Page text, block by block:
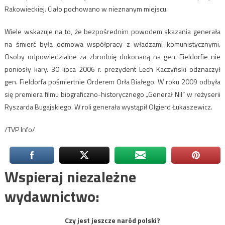
Rakowieckiej. Ciało pochowano w nieznanym miejscu.
Wiele wskazuje na to, że bezpośrednim powodem skazania generała
na śmierć była odmowa współpracy z władzami komunistycznymi.
Osoby odpowiedzialne za zbrodnię dokonaną na gen. Fieldorfie nie
poniosły kary. 30 lipca 2006 r. prezydent Lech Kaczyński odznaczył
gen. Fieldorfa pośmiertnie Orderem Orła Białego. W roku 2009 odbyła
się premiera filmu biograficzno-historycznego „Generał Nil” w reżyserii
Ryszarda Bugajskiego. W roli generała wystąpił Olgierd Łukaszewicz.
/TVP Info/
Wspieraj niezależne
wydawnictwo:
Czy jest jeszcze naród polski?